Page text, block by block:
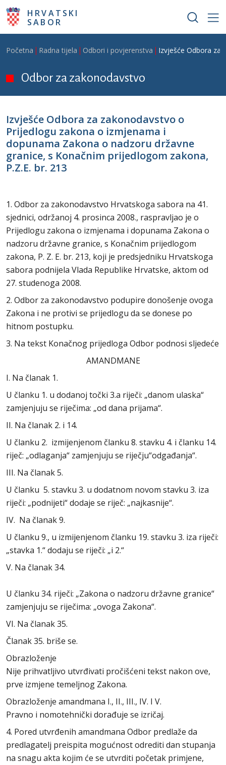
Skoči na glavni sadržaj
HRVATSKI
SABOR
Breadcrumb
Početna Radna tijela Odbori i povjerenstva Izvješće Odbora za
Odbor za zakonodavstvo
Izvješće Odbora za zakonodavstvo o
Prijedlogu zakona o izmjenama i
dopunama Zakona o nadzoru državne
granice, s Konačnim prijedlogom zakona,
P.Z.E. br. 213
1. Odbor za zakonodavstvo Hrvatskoga sabora na 41.
sjednici, održanoj 4. prosinca 2008., raspravljao je o
Prijedlogu zakona o izmjenama i dopunama Zakona o
nadzoru državne granice, s Konačnim prijedlogom
zakona, P. Z. E. br. 213, koji je predsjedniku Hrvatskoga
sabora podnijela Vlada Republike Hrvatske, aktom od
27. studenoga 2008.
2. Odbor za zakonodavstvo podupire donošenje ovoga
Zakona i ne protivi se prijedlogu da se donese po
hitnom postupku.
3. Na tekst Konačnog prijedloga Odbor podnosi sljedeće
AMANDMANE
I. Na članak 1.
U članku 1. u dodanoj točki 3.a riječi: „danom ulaska“
zamjenjuju se riječima: „od dana prijama“.
II. Na članak 2. i 14.
U članku 2. izmijenjenom članku 8. stavku 4. i članku 14.
riječ: „odlaganja“ zamjenjuju se riječju“odgađanja“.
III. Na članak 5.
U članku 5. stavku 3. u dodatnom novom stavku 3. iza
riječi: „podnijeti“ dodaje se riječ: „najkasnije“.
IV. Na članak 9.
U članku 9., u izmijenjenom članku 19. stavku 3. iza riječi:
„stavka 1.“ dodaju se riječi: „i 2.“
V. Na članak 34.
U članku 34. riječi: „Zakona o nadzoru državne granice“
zamjenjuju se riječima: „ovoga Zakona“.
VI. Na članak 35.
Članak 35. briše se.
Obrazloženje
Nije prihvatljivo utvrđivati pročišćeni tekst nakon ove,
prve izmjene temeljnog Zakona.
Obrazloženje amandmana I., II., III., IV. I V.
Pravno i nomotehnički dorađuje se izričaj.
4. Pored utvrđenih amandmana Odbor predlaže da
predlagatelj preispita mogućnost odrediti dan stupanja
na snagu akta kojim će se utvrditi početak primjene,